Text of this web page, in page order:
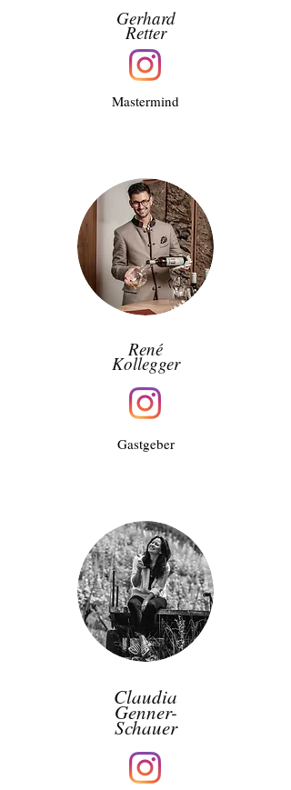
Gerhard
Retter
Mastermind
René
Kollegger
Gastgeber
Claudia
Genner-
Schauer